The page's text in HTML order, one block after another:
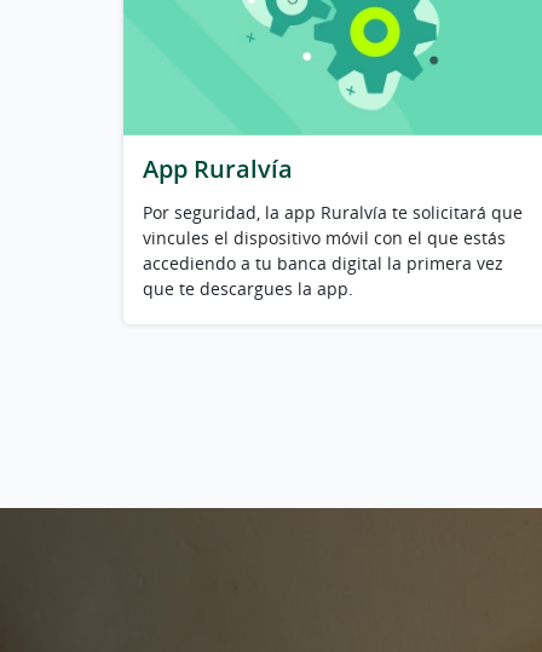
App Ruralvía
Por seguridad, la app Ruralvía te solicitará que
vincules el dispositivo móvil con el que estás
accediendo a tu banca digital la primera vez
que te descargues la app.